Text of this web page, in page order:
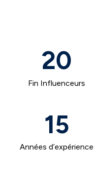
20
Fin Influenceurs
15
Années d’expérience